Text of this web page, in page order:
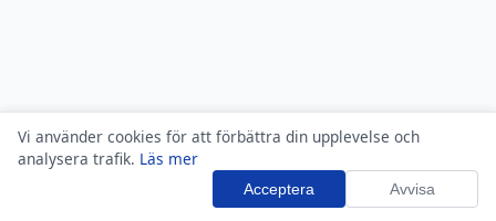
Vi använder cookies för att förbättra din upplevelse och
analysera trafik. Läs mer
Acceptera Avvisa